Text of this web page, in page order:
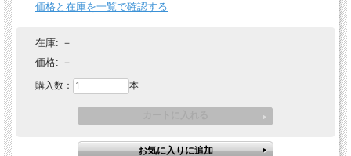
価格と在庫を一覧で確認する
在庫: －
価格: －
購入数： 本